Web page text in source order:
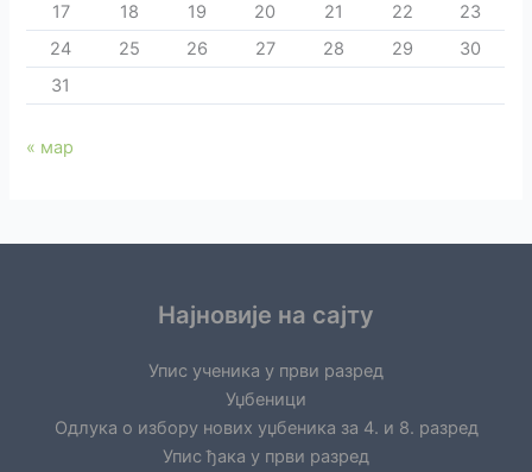
17
18 19 20 21 22
23
24
25 26 27 28 29
30
31
« мар
Најновије на сајту
Упис ученика у први разред
Уџбеници
Одлука о избору нових уџбеника за 4. и 8. разред
Упис ђака у први разред